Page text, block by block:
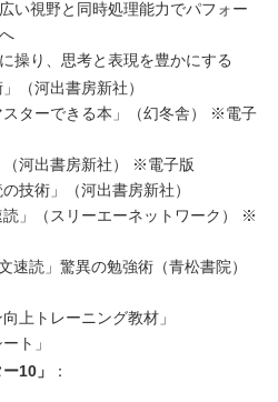
広い視野と同時処理能力でパフォー
操り、思考と表現を豊かにする
（河出書房新社）
スターできる本」（幻冬舎） ※電子
（河出書房新社） ※電子版
技術」（河出書房新社）
読」（スリーエーネットワーク） ※
速読」驚異の勉強術（青松書院）
上トレーニング教材」
ト」
10」
：